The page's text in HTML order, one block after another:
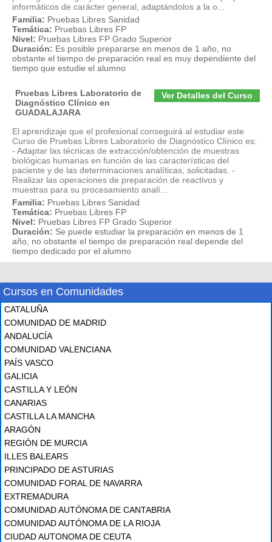
informáticos de carácter general, adaptándolos a la o...
Familia: Pruebas Libres Sanidad
Temática: Pruebas Libres FP
Nivel: Pruebas Libres FP Grado Superior
Duración: Es posible prepararse en menos de 1 año, no
obstante el tiempo de preparación real es muy dependiente del
tiempo que estudie el alumno
Ver Detalles del Curso
Pruebas Libres Laboratorio de
Diagnóstico Clínico en
GUADALAJARA
El aprendizaje que el profesional conseguirá al estudiar este
Curso de Pruebas Libres Laboratorio de Diagnóstico Clínico es:
- Adaptar las técnicas de extracción/obtención de muestras
biológicas humanas en función de las características del
paciente y de las determinaciones analíticas, solicitadas. -
Realizar las operaciones de preparación de reactivos y
muestras para su procesamiento analí...
Familia: Pruebas Libres Sanidad
Temática: Pruebas Libres FP
Nivel: Pruebas Libres FP Grado Superior
Duración: Se puede estudiar la preparación en menos de 1
año, no obstante el tiempo de preparación real depende del
tiempo dedicado por el alumno
Cursos en Comunidades
CATALUÑA
COMUNIDAD DE MADRID
ANDALUCÍA
COMUNIDAD VALENCIANA
PAÍS VASCO
GALICIA
CASTILLA Y LEÓN
CANARIAS
CASTILLA LA MANCHA
ARAGÓN
REGIÓN DE MURCIA
ILLES BALEARS
PRINCIPADO DE ASTURIAS
COMUNIDAD FORAL DE NAVARRA
EXTREMADURA
COMUNIDAD AUTÓNOMA DE CANTABRIA
COMUNIDAD AUTÓNOMA DE LA RIOJA
CIUDAD AUTONOMA DE CEUTA